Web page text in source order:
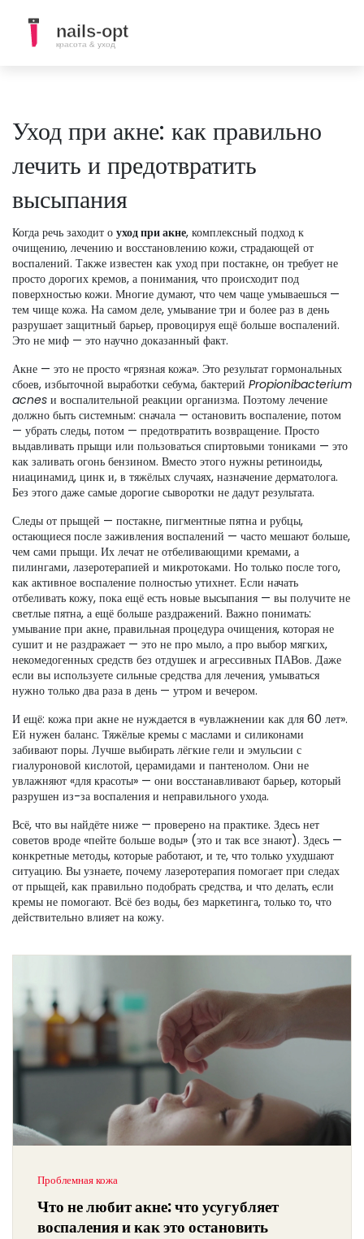
Уход при акне: как правильно
лечить и предотвратить
высыпания
Когда речь заходит о уход при акне, комплексный подход к
очищению, лечению и восстановлению кожи, страдающей от
воспалений. Также известен как уход при постакне, он требует не
просто дорогих кремов, а понимания, что происходит под
поверхностью кожи. Многие думают, что чем чаще умываешься —
тем чище кожа. На самом деле, умывание три и более раз в день
разрушает защитный барьер, провоцируя ещё больше воспалений.
Это не миф — это научно доказанный факт.
Акне — это не просто «грязная кожа». Это результат гормональных
сбоев, избыточной выработки себума, бактерий Propionibacterium
acnes и воспалительной реакции организма. Поэтому лечение
должно быть системным: сначала — остановить воспаление, потом
— убрать следы, потом — предотвратить возвращение. Просто
выдавливать прыщи или пользоваться спиртовыми тониками — это
как заливать огонь бензином. Вместо этого нужны ретиноиды,
ниацинамид, цинк и, в тяжёлых случаях, назначение дерматолога.
Без этого даже самые дорогие сыворотки не дадут результата.
Следы от прыщей — постакне, пигментные пятна и рубцы,
остающиеся после заживления воспалений — часто мешают больше,
чем сами прыщи. Их лечат не отбеливающими кремами, а
пилингами, лазеротерапией и микротоками. Но только после того,
как активное воспаление полностью утихнет. Если начать
отбеливать кожу, пока ещё есть новые высыпания — вы получите не
светлые пятна, а ещё больше раздражений. Важно понимать:
умывание при акне, правильная процедура очищения, которая не
сушит и не раздражает — это не про мыло, а про выбор мягких,
некомедогенных средств без отдушек и агрессивных ПАВов. Даже
если вы используете сильные средства для лечения, умываться
нужно только два раза в день — утром и вечером.
И ещё: кожа при акне не нуждается в «увлажнении как для 60 лет».
Ей нужен баланс. Тяжёлые кремы с маслами и силиконами
забивают поры. Лучше выбирать лёгкие гели и эмульсии с
гиалуроновой кислотой, церамидами и пантенолом. Они не
увлажняют «для красоты» — они восстанавливают барьер, который
разрушен из-за воспаления и неправильного ухода.
Всё, что вы найдёте ниже — проверено на практике. Здесь нет
советов вроде «пейте больше воды» (это и так все знают). Здесь —
конкретные методы, которые работают, и те, что только ухудшают
ситуацию. Вы узнаете, почему лазеротерапия помогает при следах
от прыщей, как правильно подобрать средства, и что делать, если
кремы не помогают. Всё без воды, без маркетинга, только то, что
действительно влияет на кожу.
Проблемная кожа
Что не любит акне: что усугубляет
воспаления и как это остановить